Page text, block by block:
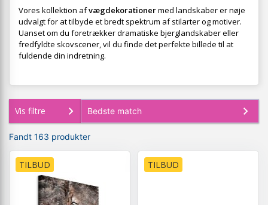
Vores kollektion afvægdekorationermed landskaber er nøje
udvalgt for at tilbyde et bredt spektrum af stilarter og motiver.
Uanset om du foretrækker dramatiske bjerglandskaber eller
fredfyldte skovscener, vil du finde det perfekte billede til at
fuldende din indretning.
Vis filtre
Fandt 163 produkter
TILBUD TILBUD